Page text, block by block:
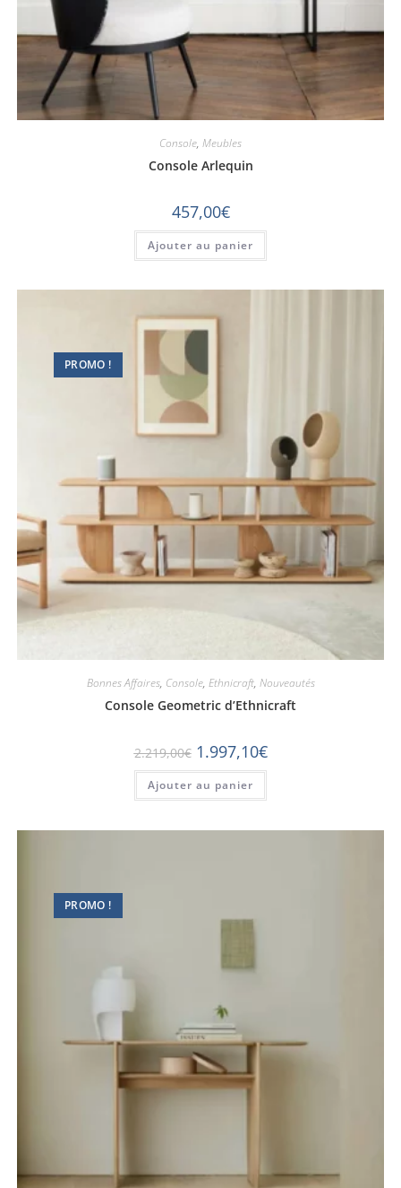
Console, Meubles
Console Arlequin
457,00€
Ajouter au panier
PROMO !
Bonnes Affaires, Console, Ethnicraft, Nouveautés
Console Geometric d’Ethnicraft
2.219,00€ 1.997,10€
Ajouter au panier
PROMO !